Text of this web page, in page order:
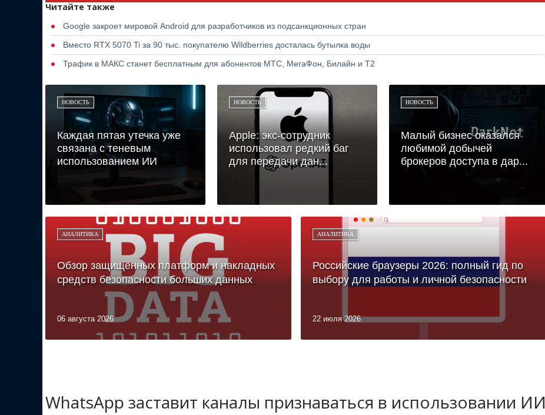
Читайте также
Google закроет мировой Android для разработчиков из подсанкционных стран
Вместо RTX 5070 Ti за 90 тыс. покупателю Wildberries досталась бутылка воды
Трафик в МАКС станет бесплатным для абонентов МТС, МегаФон, Билайн и Т2
НОВОСТЬ
Каждая пятая утечка уже
связана с теневым
использованием ИИ
НОВОСТЬ
Apple: экс-сотрудник
использовал редкий баг
для передачи дан...
НОВОСТЬ
Малый бизнес оказался
любимой добычей
брокеров доступа в дар...
АНАЛИТИКА
Обзор защищённых платформ и накладных
средств безопасности больших данных
06 августа 2026
АНАЛИТИКА
Российские браузеры 2026: полный гид по
выбору для работы и личной безопасности
22 июля 2026
WhatsApp заставит каналы признаваться в использовании ИИ